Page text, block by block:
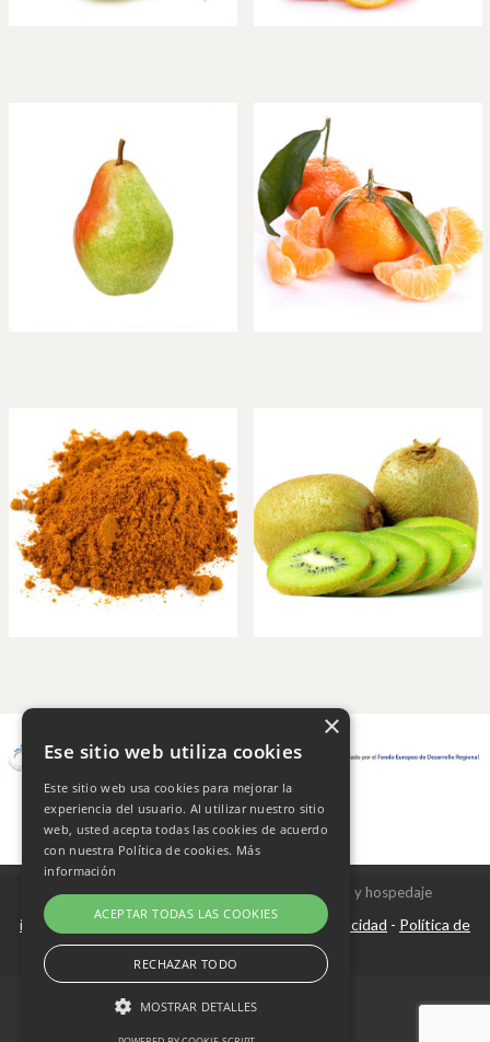
Copyright © 2026 Frutas Champi s.l. - Diseño y hospedaje
internetísimo.com Aviso Legal Política de privacidad - Política de
cookies
×
Ese sitio web utiliza cookies
Este sitio web usa cookies para mejorar la
experiencia del usuario. Al utilizar nuestro sitio
web, usted acepta todas las cookies de acuerdo
con nuestra Política de cookies. Más
información
ACEPTAR TODAS LAS COOKIES
RECHAZAR TODO
MOSTRAR DETALLES